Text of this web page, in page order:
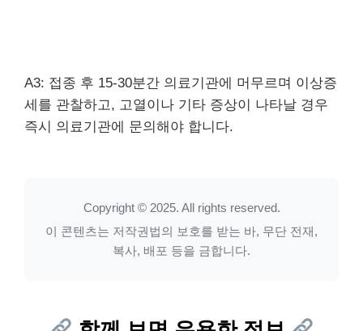
A3: 접종 후 15-30분간 의료기관에 머무르며 이상증
세를 관찰하고, 고열이나 기타 증상이 나타날 경우
즉시 의료기관에 문의해야 합니다.
Copyright © 2025. All rights reserved.
이 콘텐츠는 저작권법의 보호를 받는 바, 무단 전재,
복사, 배포 등을 금합니다.